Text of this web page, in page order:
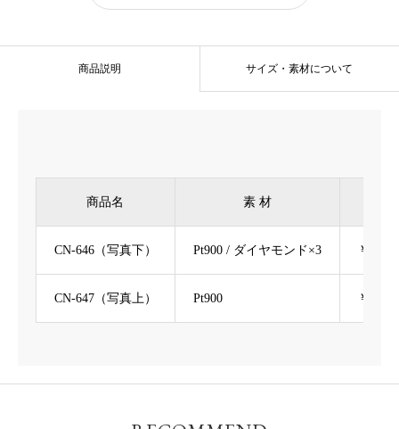
商品説明 サイズ・素材について
商品名 素 材
CN-646（写真下） Pt900 / ダイヤモンド×3 ￥
CN-647（写真上） Pt900 ￥